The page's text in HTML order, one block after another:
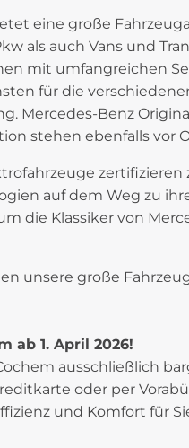
eine große
als auch Vans und
mit umfangreichen
für die
Mercedes-Benz
stehen ebenfalls vor
zertifizieren
auf dem Weg zu
die Klassiker von
unsere große
ab 1. April 2026!
ausschließlich
oder per
und Komfort für